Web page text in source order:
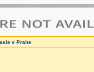
v Prahe